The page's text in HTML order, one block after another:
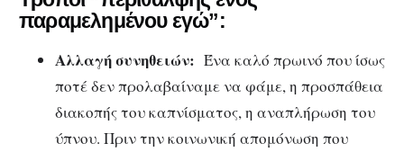
παραμελημένου εγώ”:
Αλλαγή συνηθειών: Ένα καλό πρωινό που ίσως
ποτέ δεν προλαβαίναμε να φάμε, η προσπάθεια
διακοπής του καπνίσματος, η αναπλήρωση του
ύπνου. Πριν την κοινωνική απομόνωση που